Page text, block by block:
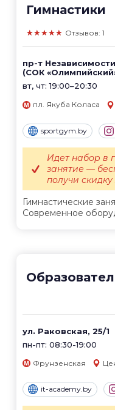
Гимнастики
★★★★★ Отзывов: 1
пр-т
(СОК
вт, чт: 19:00–20:30
пл. Якуба Коласа
sportgym.by
Гимнастические
Современное
Идет набор в
занятие —
получи скидку
ул. Раковская, 25/1
пн-пт: 08:30-19:00
Фрунзенская
it-academy.by